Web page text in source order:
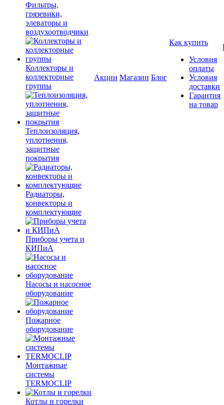
Фильтры,
грязевики,
элеваторы и
воздухоотводчики
Коллекторы и
коллекторные
группы
Теплоизоляция,
уплотнения,
защитные
покрытия
Радиаторы,
конвекторы и
комплектующие
Приборы учета и
КИПиА
Насосы и насосное
оборудование
Пожарное
оборудование
Монтажные
системы
TERMOCLIP
Котлы и горелки
Акции Магазин Блог
Как купить
Условия
оплаты
Условия
доставки
Гарантия
на товар